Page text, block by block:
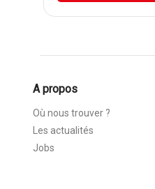
A propos
Où nous trouver ?
Les actualités
Jobs